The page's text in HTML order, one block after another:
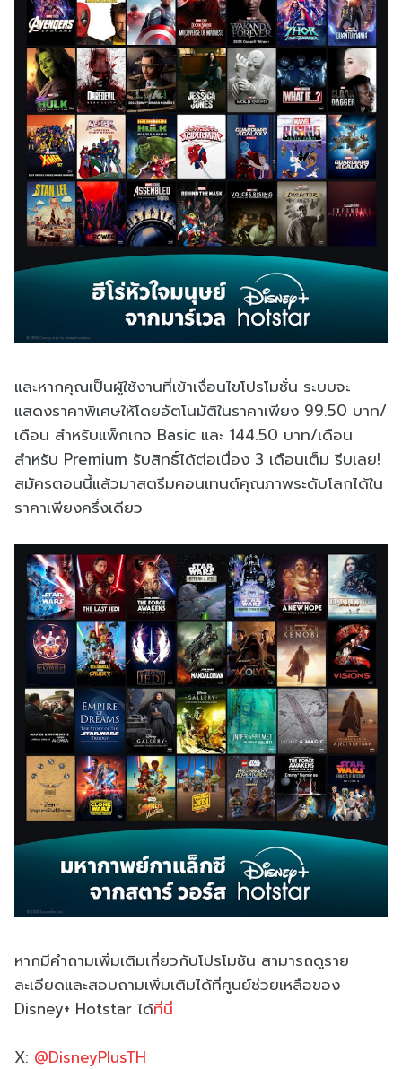
และหากคุณเป็นผู้ใช้งานที่เข้าเงื่อนไขโปรโมชั่น ระบบจะ
แสดงราคาพิเศษให้โดยอัตโนมัติในราคาเพียง 99.50 บาท/
เดือน สำหรับแพ็กเกจ Basic และ 144.50 บาท/เดือน
สำหรับ Premium รับสิทธิ์ได้ต่อเนื่อง 3 เดือนเต็ม รีบเลย!
สมัครตอนนี้แล้วมาสตรีมคอนเทนต์คุณภาพระดับโลกได้ใน
ราคาเพียงครึ่งเดียว
หากมีคำถามเพิ่มเติมเกี่ยวกับโปรโมชัน สามารถดูราย
ละเอียดและสอบถามเพิ่มเติมได้ที่ศูนย์ช่วยเหลือของ
Disney+ Hotstar ได้ที่นี่
X: @DisneyPlusTH